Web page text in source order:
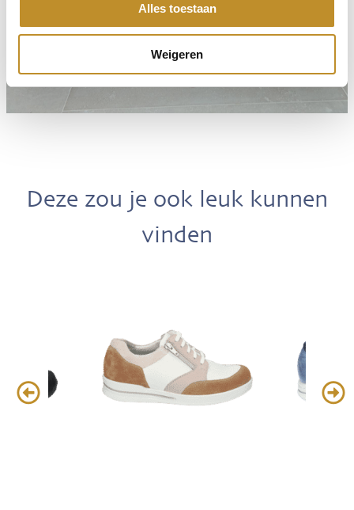
Alles toestaan
Weigeren
Deze zou je ook leuk kunnen
vinden